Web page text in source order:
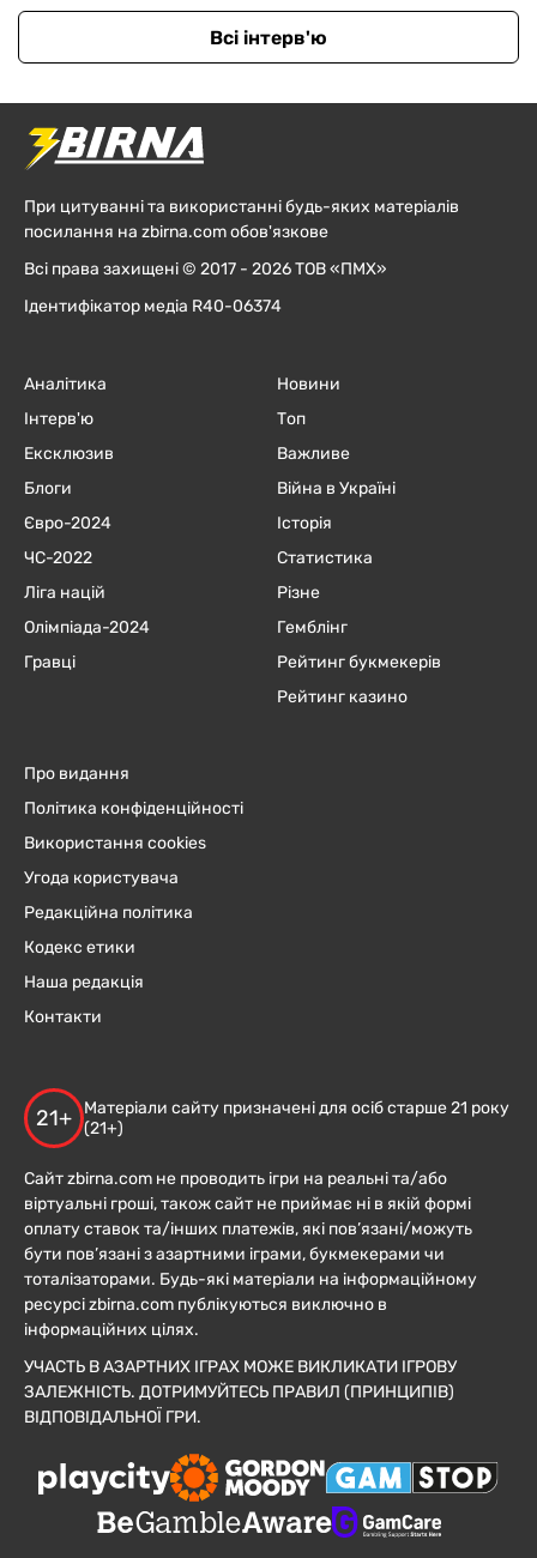
Всі інтерв'ю
При цитуванні та використанні будь-яких матеріалів
посилання на zbirna.com обов'язкове
Всі права захищені © 2017 - 2026 ТОВ «ПМХ»
Ідентифікатор медіа R40-06374
Аналітика
Інтерв'ю
Ексклюзив
Блоги
Євро-2024
ЧC-2022
Ліга націй
Олімпіада-2024
Гравці
Новини
Топ
Важливе
Війна в Україні
Історія
Статистика
Різне
Гемблінг
Рейтинг букмекерів
Рейтинг казино
Про видання
Політика конфіденційності
Використання cookies
Угода користувача
Редакційна політика
Кодекс етики
Наша редакція
Контакти
21+
Матеріали сайту призначені для осіб старше 21 року
(21+)
Сайт zbirna.com не проводить ігри на реальні та/або
віртуальні гроші, також сайт не приймає ні в якій формі
оплату ставок та/інших платежів, які пов’язані/можуть
бути пов’язані з азартними іграми, букмекерами чи
тоталізаторами. Будь-які матеріали на інформаційному
ресурсі zbirna.com публікуються виключно в
інформаційних цілях.
УЧАСТЬ В АЗАРТНИХ ІГРАХ МОЖЕ ВИКЛИКАТИ ІГРОВУ
ЗАЛЕЖНІСТЬ. ДОТРИМУЙТЕСЬ ПРАВИЛ (ПРИНЦИПІВ)
ВІДПОВІДАЛЬНОЇ ГРИ.